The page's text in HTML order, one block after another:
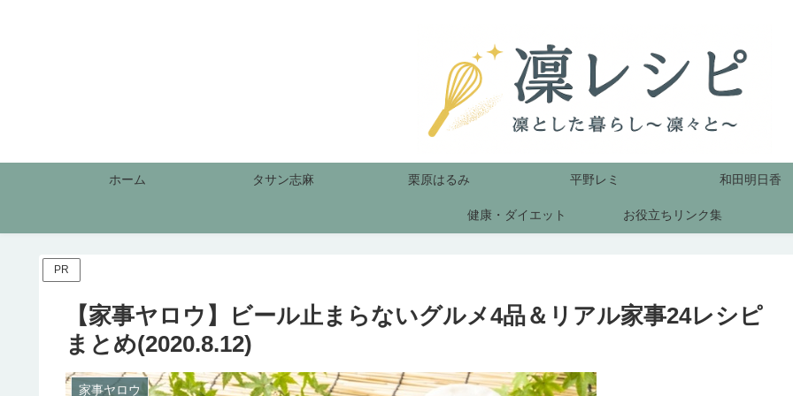
ホーム タサン志麻 栗原はるみ 平野レミ 和田明日香
健康・ダイエット お役立ちリンク集
PR
【家事ヤロウ】ビール止まらないグルメ4品＆リアル家事24レシピ
まとめ(2020.8.12)
家事ヤロウ